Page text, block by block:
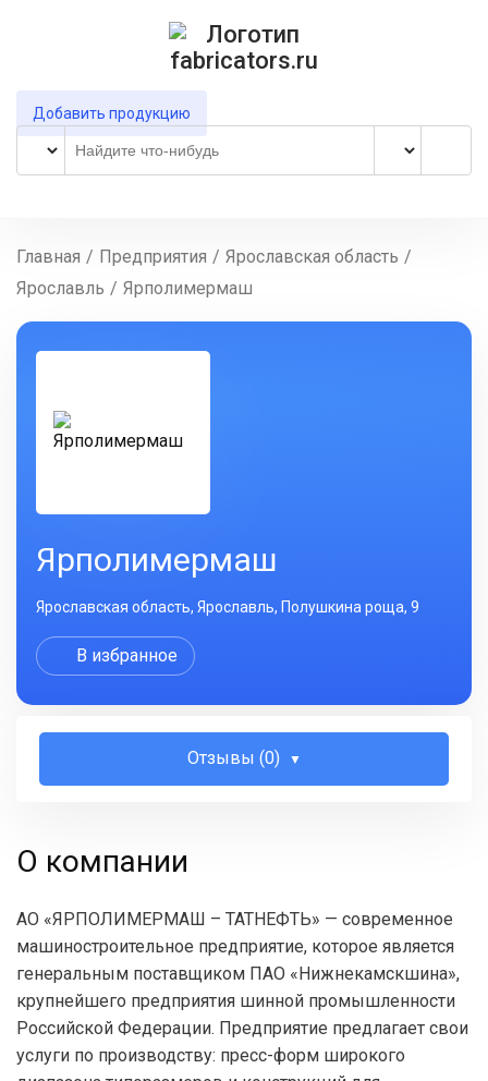
Добавить продукцию
Главная / Предприятия / Ярославская область /
Ярославль / Ярполимермаш
Ярполимермаш
Ярославская область, Ярославль, Полушкина роща, 9
В избранное
Отзывы (0)
О компании
АО «ЯРПОЛИМЕРМАШ – ТАТНЕФТЬ» — современное
машиностроительное предприятие, которое является
генеральным поставщиком ПАО «Нижнекамскшина»,
крупнейшего предприятия шинной промышленности
Российской Федерации. Предприятие предлагает свои
услуги по производству: пресс-форм широкого